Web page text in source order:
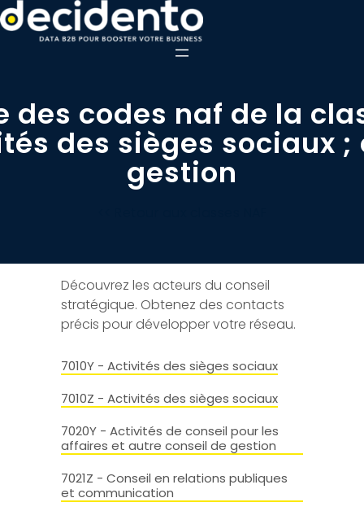
des codes naf de la
des sièges sociaux ;
gestion
Découvrez les acteurs du conseil
stratégique. Obtenez des contacts
précis pour développer votre réseau.
7010Y - Activités des sièges sociaux
7010Z - Activités des sièges sociaux
7020Y - Activités de conseil pour les
affaires et autre conseil de gestion
7021Z - Conseil en relations publiques
et communication